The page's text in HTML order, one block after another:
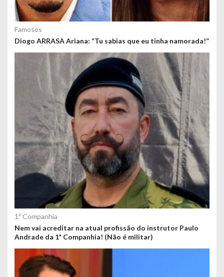
Famosos
Diogo ARRASA Ariana: “Tu sabias que eu tinha namorada!”
1ª Companhia
Nem vai acreditar na atual profissão do instrutor Paulo
Andrade da 1ª Companhia! (Não é militar)